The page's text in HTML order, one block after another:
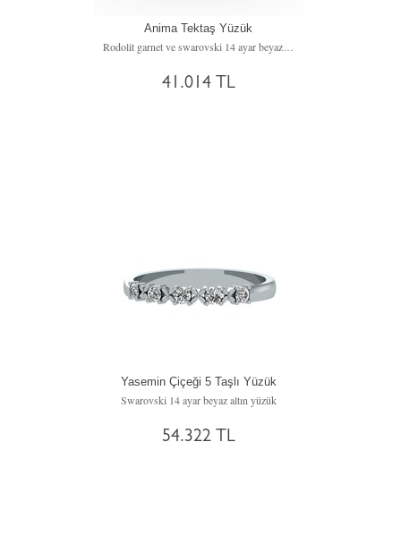
Anima Tektaş Yüzük
Rodolit garnet ve swarovski 14 ayar beyaz altın yüzük
41.014 TL
Yasemin Çiçeği 5 Taşlı Yüzük
Swarovski 14 ayar beyaz altın yüzük
54.322 TL